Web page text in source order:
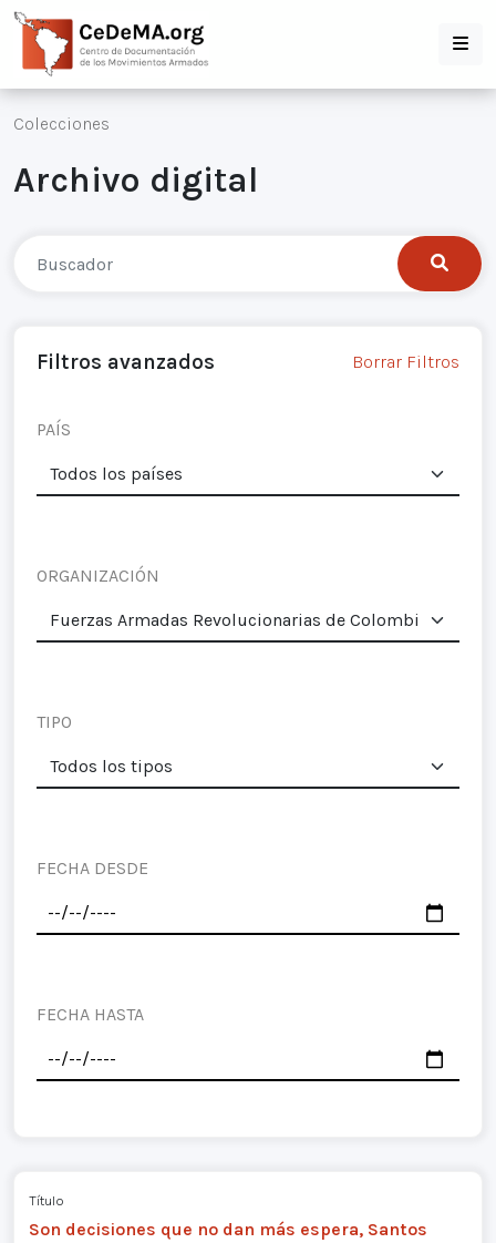
Colecciones
Archivo digital
Filtros avanzados Borrar Filtros
PAÍS
ORGANIZACIÓN
TIPO
FECHA DESDE
FECHA HASTA
Título
Son decisiones que no dan más espera, Santos